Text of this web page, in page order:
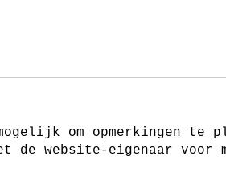
om opmerkingen te
de website-eigenaar voor